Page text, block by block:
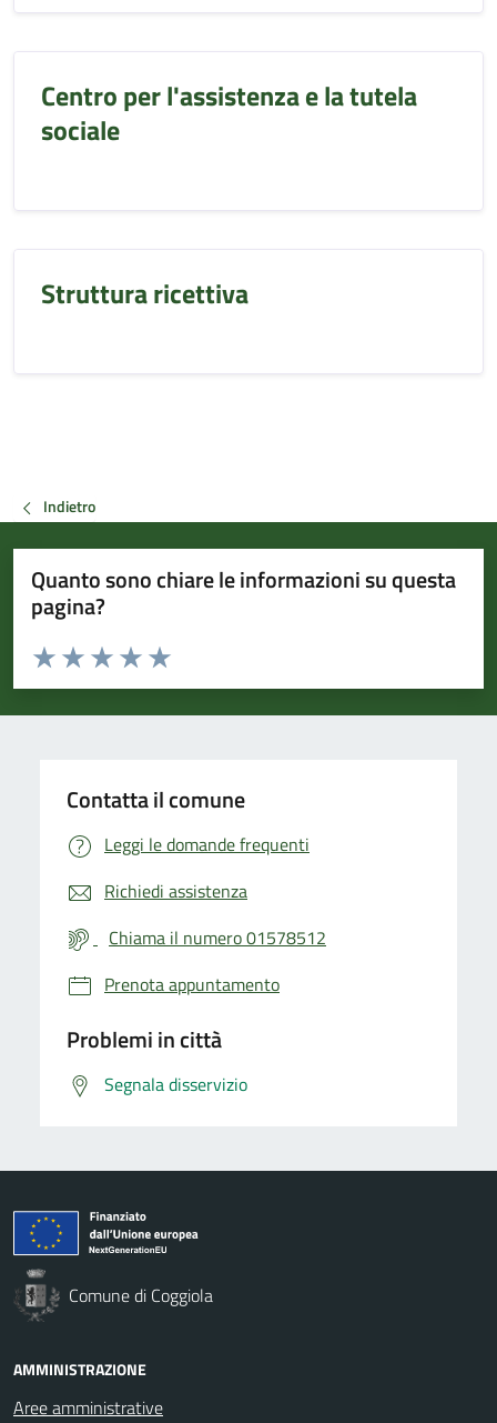
Centro per l'assistenza e la tutela
sociale
Struttura ricettiva
Indietro
Quanto sono chiare le informazioni su questa
pagina?
Valuta da 1 a 5 stelle la pagina
Valuta 5 stelle su 5
Valuta 4 stelle su 5
Valuta 3 stelle su 5
Valuta 2 stelle su 5
Valuta 1 stelle su 5
Contatta il comune
Leggi le domande frequenti
Richiedi assistenza
Chiama il numero 01578512
Prenota appuntamento
Problemi in città
Segnala disservizio
Comune di Coggiola
AMMINISTRAZIONE
Aree amministrative